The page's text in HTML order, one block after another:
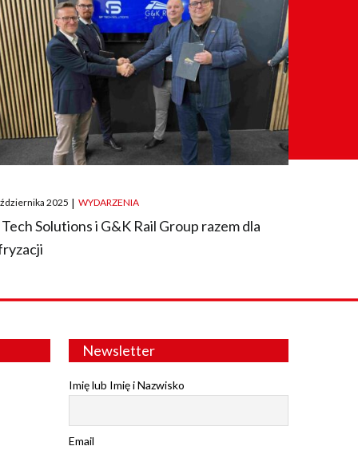
2025 WYDARZENIA
Tech Solutions i G&K Rail Group razem dla
Newsletter
Imię lub Imię i Nazwisko
Email